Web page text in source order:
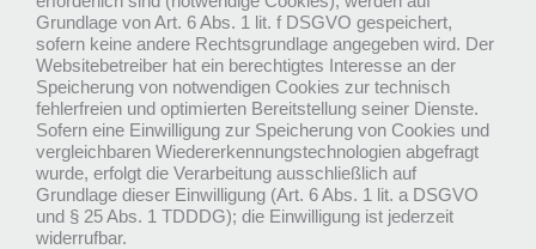
Grundlage von Art. 6 Abs. 1 lit. f DSGVO gespeichert,
sofern keine andere Rechtsgrundlage angegeben wird. Der
Websitebetreiber hat ein berechtigtes Interesse an der
Speicherung von notwendigen Cookies zur technisch
fehlerfreien und optimierten Bereitstellung seiner Dienste.
Sofern eine Einwilligung zur Speicherung von Cookies und
vergleichbaren Wiedererkennungstechnologien abgefragt
wurde, erfolgt die Verarbeitung ausschließlich auf
Grundlage dieser Einwilligung (Art. 6 Abs. 1 lit. a DSGVO
und § 25 Abs. 1 TDDDG); die Einwilligung ist jederzeit
widerrufbar.